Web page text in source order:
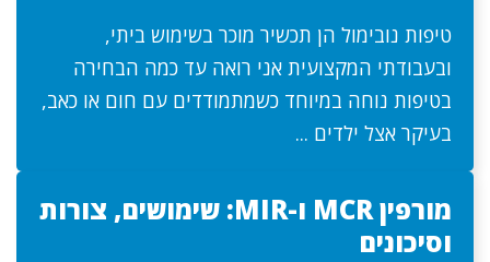
טיפות נובימול הן תכשיר מוכר בשימוש ביתי,
ובעבודתי המקצועית אני רואה עד כמה הבחירה
בטיפות נוחה במיוחד כשמתמודדים עם חום או כאב,
בעיקר אצל ילדים ...
מורפין MCR ו-MIR: שימושים, צורות
וסיכונים